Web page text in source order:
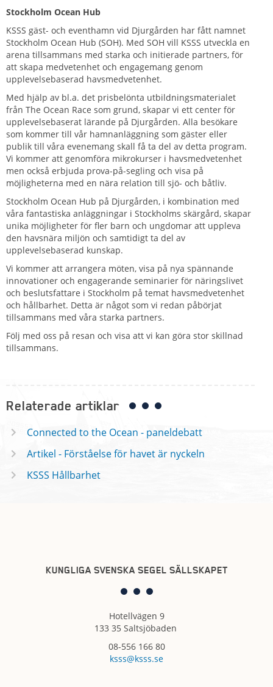
Stockholm Ocean Hub
KSSS gäst- och eventhamn vid Djurgården har fått namnet
Stockholm Ocean Hub (SOH). Med SOH vill KSSS utveckla en
arena tillsammans med starka och initierade partners, för
att skapa medvetenhet och engagemang genom
upplevelsebaserad havsmedvetenhet.
Med hjälp av bl.a. det prisbelönta utbildningsmaterialet
från The Ocean Race som grund, skapar vi ett center för
upplevelsebaserat lärande på Djurgården. Alla besökare
som kommer till vår hamnanläggning som gäster eller
publik till våra evenemang skall få ta del av detta program.
Vi kommer att genomföra mikrokurser i havsmedvetenhet
men också erbjuda prova-på-segling och visa på
möjligheterna med en nära relation till sjö- och båtliv.
Stockholm Ocean Hub på Djurgården, i kombination med
våra fantastiska anläggningar i Stockholms skärgård, skapar
unika möjligheter för fler barn och ungdomar att uppleva
den havsnära miljön och samtidigt ta del av
upplevelsebaserad kunskap.
Vi kommer att arrangera möten, visa på nya spännande
innovationer och engagerande seminarier för näringslivet
och beslutsfattare i Stockholm på temat havsmedvetenhet
och hållbarhet. Detta är något som vi redan påbörjat
tillsammans med våra starka partners.
Följ med oss på resan och visa att vi kan göra stor skillnad
tillsammans.
Relaterade artiklar
Connected to the Ocean - paneldebatt
Artikel - Förståelse för havet är nyckeln
KSSS Hållbarhet
KUNGLIGA SVENSKA SEGEL SÄLLSKAPET
Hotellvägen 9
133 35 Saltsjöbaden
08-556 166 80
ksss@ksss.se